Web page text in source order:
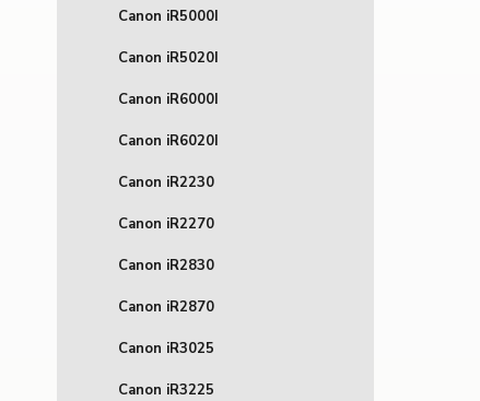
Canon iR5000I
Canon iR5020I
Canon iR6000I
Canon iR6020I
Canon iR2230
Canon iR2270
Canon iR2830
Canon iR2870
Canon iR3025
Canon iR3225